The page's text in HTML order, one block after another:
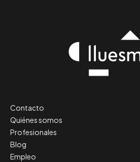
Contacto
Quiénes somos
Profesionales
Blog
Empleo